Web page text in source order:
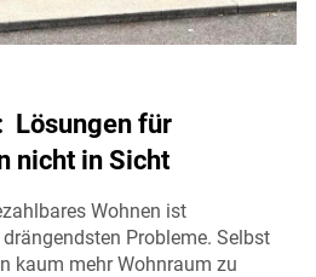
Lösungen für
nicht in Sicht
Wohnen ist
Probleme. Selbst
kaum mehr Wohnraum zu